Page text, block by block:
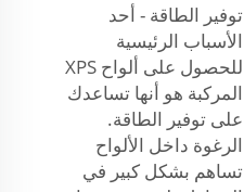
توفير الطاقة - أحد
الأسباب الرئيسية
للحصول على ألواح XPS
المركبة هو أنها تساعدك
على توفير الطاقة.
الرغوة داخل الألواح
تساهم بشكل كبير في